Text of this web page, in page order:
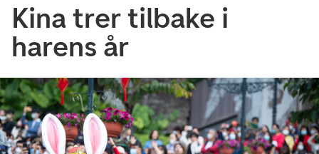
Kina trer tilbake i
harens år